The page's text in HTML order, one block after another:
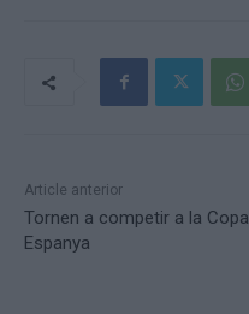
Article anterior
Tornen a competir a la Copa
Espanya